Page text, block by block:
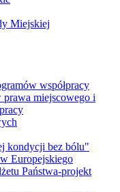
Miejskiej
współpracy
miejscowego i
kondycji bez bólu"
Europejskiego
Państwa-projekt